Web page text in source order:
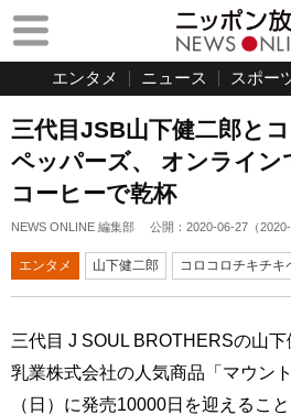
エンタメ ニュース スポー
三代目JSB山下健二郎と
ペッパーズ、 オンライン
コーヒーで乾杯
NEWS ONLINE 編集部 公開： 2020-06-27 （
エンタメ 山下健二郎 コロコロチキチキ
三代目 J SOUL BROTHERSの山
乳業株式会社の人気商品「マウン
（日）に発売10000日を迎えるこ